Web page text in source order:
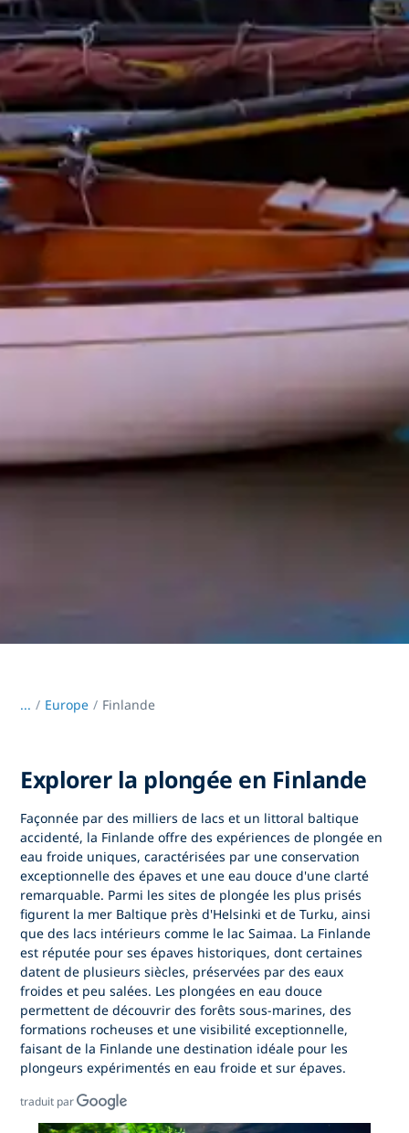
... / Europe Finlande
Explorer la plongée en Finlande
Façonnée par des milliers de lacs et un littoral baltique
accidenté, la Finlande offre des expériences de plongée en
eau froide uniques, caractérisées par une conservation
exceptionnelle des épaves et une eau douce d'une clarté
remarquable. Parmi les sites de plongée les plus prisés
figurent la mer Baltique près d'Helsinki et de Turku, ainsi
que des lacs intérieurs comme le lac Saimaa. La Finlande
est réputée pour ses épaves historiques, dont certaines
datent de plusieurs siècles, préservées par des eaux
froides et peu salées. Les plongées en eau douce
permettent de découvrir des forêts sous-marines, des
formations rocheuses et une visibilité exceptionnelle,
faisantde la Finlande une destination idéale pour les
plongeurs expérimentés en eau froide et sur épaves.
traduit par